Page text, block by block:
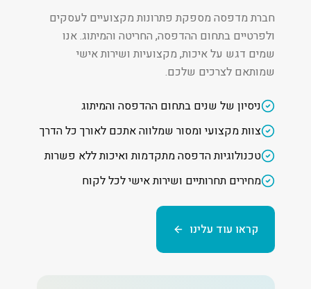
חברת מדפסה מספקת פתרונות מקצועיים לעסקים
ולפרטיים בתחום ההדפסה, החריטה והמיתוג. אנו
שמים דגש על איכות, מקצועיות ושירות אישי
שמותאם לצרכים שלכם.
ניסיון של שנים בתחום ההדפסה והמיתוג
צוות מקצועי ומסור שמלווה אתכם לאורך כל הדרך
טכנולוגיות הדפסה מתקדמות ואיכות ללא פשרות
מחירים תחרותיים ושירות אישי לכל לקוח
קראו עוד עלינו